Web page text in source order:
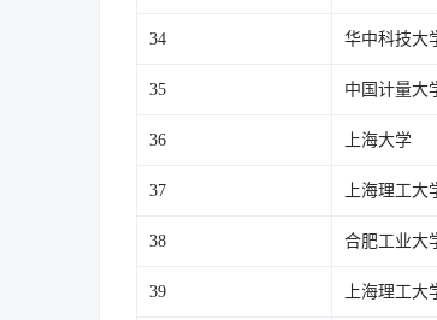
34 华中科技大
35 中国计量大
36 上海大学
37 上海理工大
38 合肥工业大
39 上海理工大